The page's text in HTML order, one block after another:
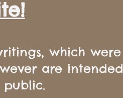
which were
are intended